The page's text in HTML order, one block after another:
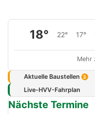
18° 22° 17°
Mehr
Aktuelle Baustellen 3
Live-HVV-Fahrplan
Nächste Termine